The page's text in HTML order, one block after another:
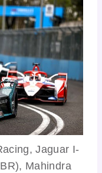
Jaguar I-
Mahindra